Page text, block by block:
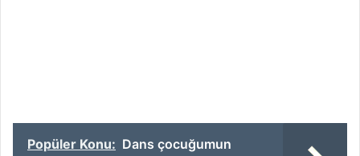
Popüler Konu: Dans çocuğumun